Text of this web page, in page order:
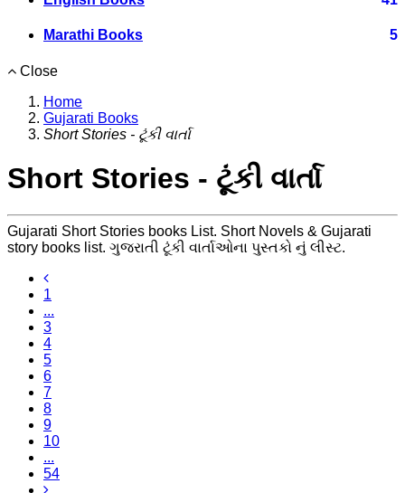
Marathi Books 5
Close
Home
Gujarati Books
Short Stories - ટૂંકી વાર્તા
Short Stories - ટૂંકી વાર્તા
Gujarati Short Stories books List. Short Novels & Gujarati
story books list. ગુજરાતી ટૂંકી વાર્તાઓના પુસ્તકો નું લીસ્ટ.
1
...
3
4
5
6
7
8
9
10
...
54